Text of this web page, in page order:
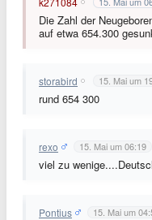
Die Zahl der
auf etwa 654.300
storabird 15. Mai um
rund 654 300
rexo 15. Mai um 06:19
viel zu
Pontius 15. Mai um